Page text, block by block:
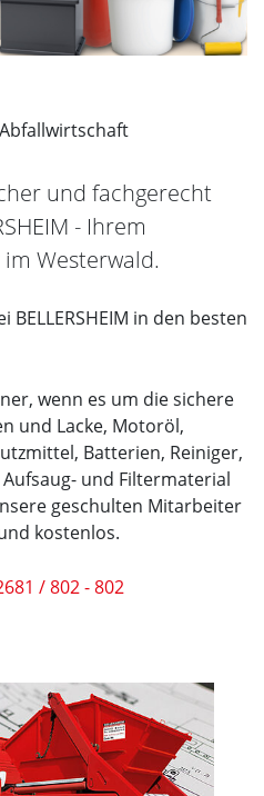
und fachgerecht
- Ihrem
Westerwald.
in den besten
wenn es um die sichere
und Lacke, Motoröl,
Batterien, Reiniger,
und Filtermaterial
geschulten Mitarbeiter
kostenlos.
/ 802 - 802